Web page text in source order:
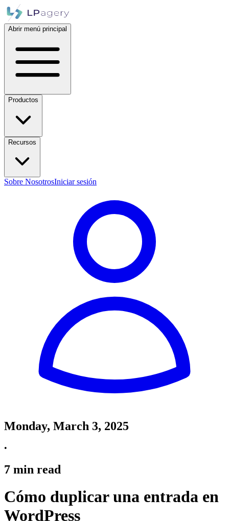
Abrir menú principal
Productos
Recursos
Sobre NosotrosIniciar sesión
Monday, March 3, 2025
•
7 min read
Cómo duplicar una entrada en
WordPress